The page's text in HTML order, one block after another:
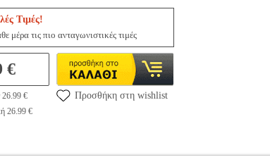
Τιμές!
μέρα τις πιο ανταγωνιστικές τιμές
€
26.99 €
26.99 €
Προσθήκη στη wishlist